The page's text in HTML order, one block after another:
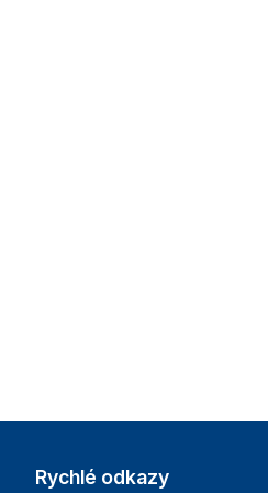
Rychlé odkazy